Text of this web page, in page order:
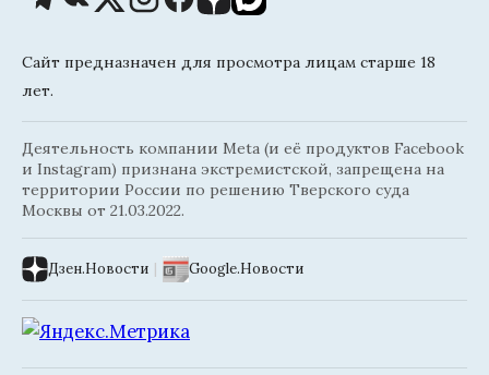
Сайт предназначен для просмотра лицам старше 18
лет.
Деятельность компании Meta (и её продуктов Facebook
и Instagram) признана экстремистской, запрещена на
территории России по решению Тверского суда
Москвы от 21.03.2022.
Дзен.Новости | Google.Новости